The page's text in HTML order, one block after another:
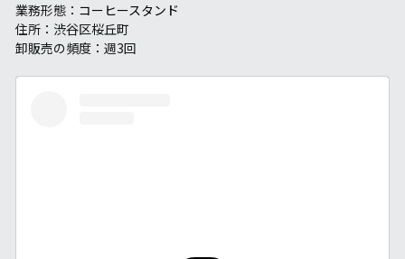
業務形態： コーヒースタンド
住所：渋谷区桜丘町
卸販売の頻度：週3回